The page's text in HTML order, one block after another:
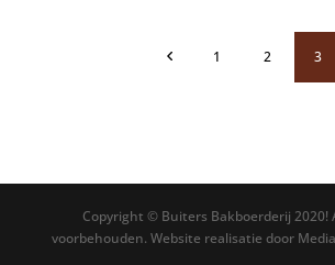
1 2 3
Copyright © Buiters Bakboerderij 2020!
voorbehouden. Website realisatie door